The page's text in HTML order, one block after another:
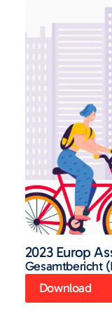
2023 Europ
Gesamtbericht
Download